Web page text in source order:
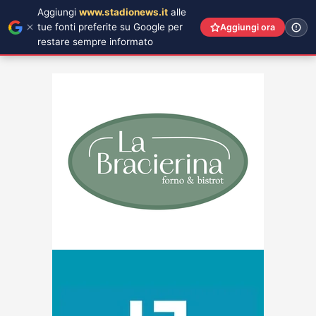
Aggiungi www.stadionews.it alle
tue fonti preferite su Google per
restare sempre informato
Aggiungi ora